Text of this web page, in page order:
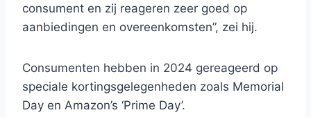
consument en zij reageren zeer goed op
aanbiedingen en overeenkomsten”, zei hij.
Consumenten hebben in 2024 gereageerd op
speciale kortingsgelegenheden zoals Memorial
Day en Amazon’s ‘Prime Day’.